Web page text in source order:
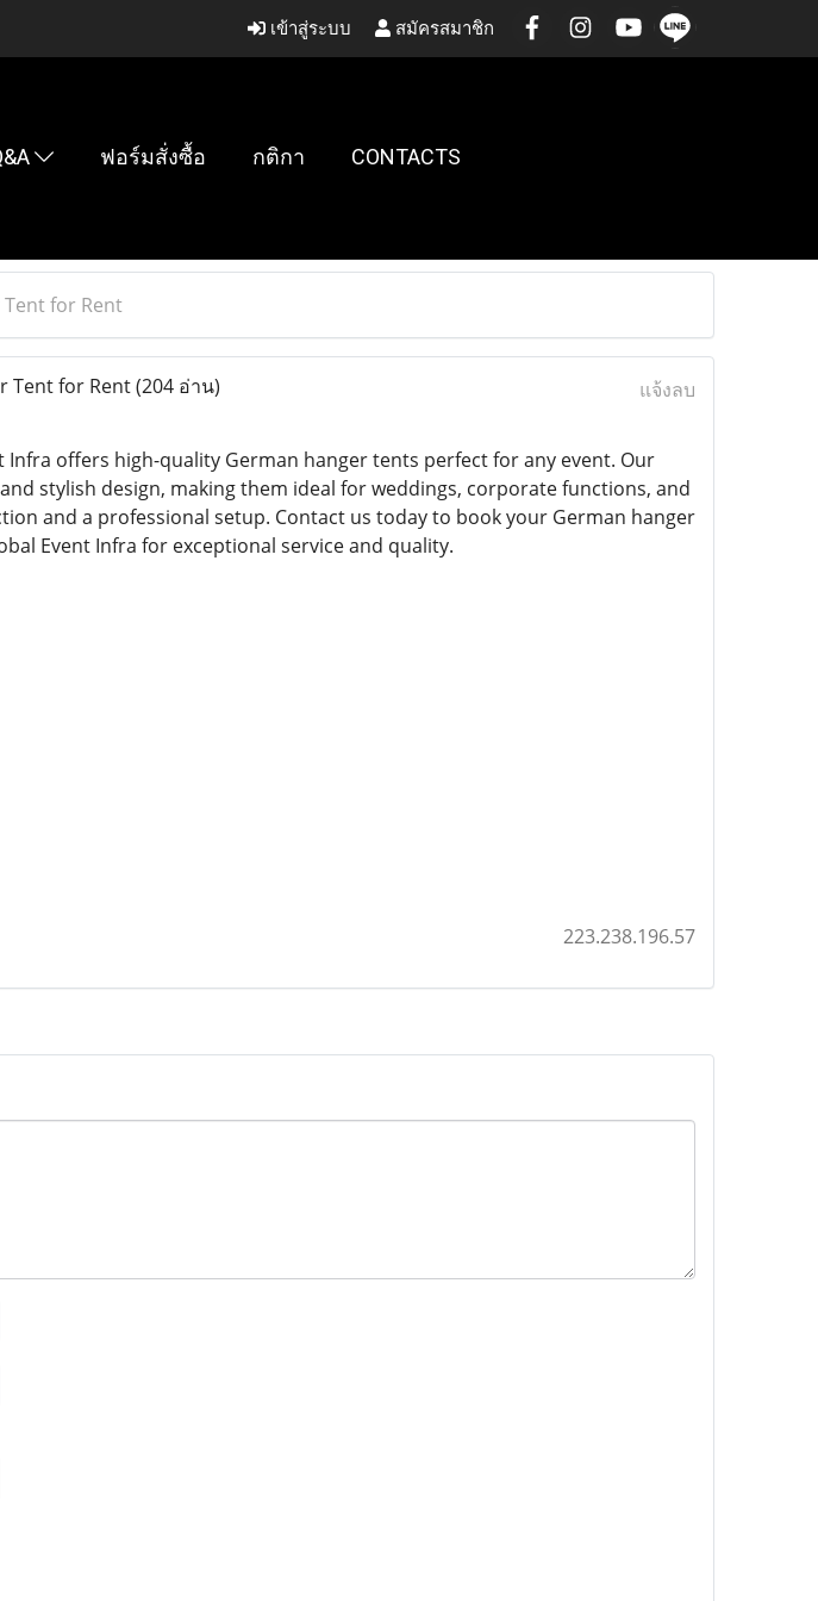
เข้าสู่ระบบ สมัครสมาชิก
ฟอร์มสั่งซื้อ กติกา CONTACTS
for Rent
Tent for Rent(204 อ่าน) แจ้งลบ
Infra offers high-quality German hanger tents perfect for any event. Our
stylish design, making them ideal for weddings, corporate functions, and
and a professional setup. Contact us today to book your German hanger
Event Infra for exceptional service and quality.
223.238.196.57